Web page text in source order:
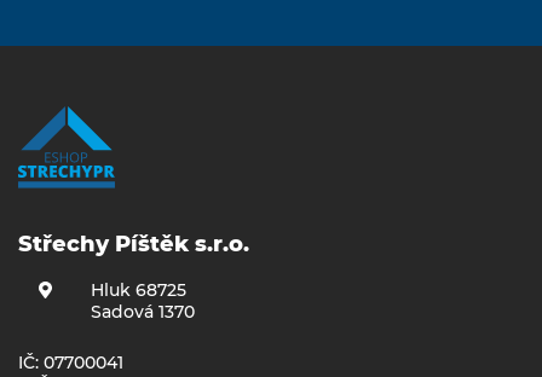
Střechy Píštěk s.r.o.
Hluk 68725
Sadová 1370
IČ: 07700041